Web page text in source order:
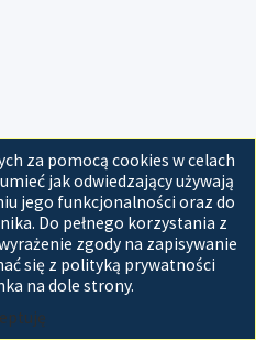
za pomocą cookies w celach
jak odwiedzający używają
jego funkcjonalności oraz do
Do pełnego korzystania z
zgody na zapisywanie
się z polityką prywatności
na dole strony.